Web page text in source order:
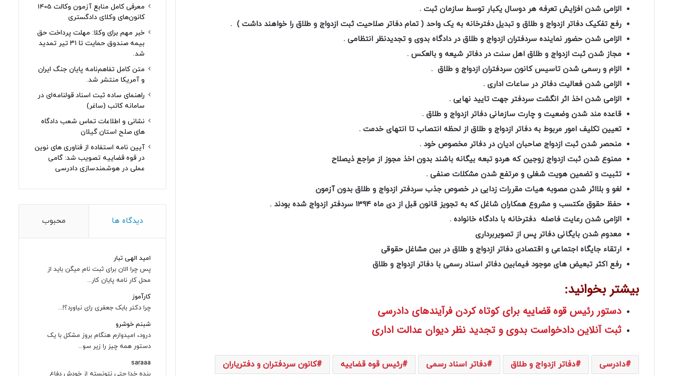
الزامی شدن افزایش تعرفه هر دوسال یکبار توسط سازمان ثبت .
رفع تفکیک دفاتر ازدواج و طلاق و تبدیل دفترخانه به یک واحد ( تمام دفاتر صلاحیت ثبت ازدواج و طلاق را خواهند داشت ) .
الزامی شدن حضور نماینده سردفتران ازدواج و طلاق در دادگاه بدوی و تجدیدنظر انتظامی .
مجاز شدن ثبت ازدواج و طلاق اهل سنت در دفاتر شیعه و بالعکس .
الزام و رسمی شدن تاسیس کانون سردفتران ازدواج و طلاق .
الزامی شدن فعالیت دفاتر در ساعات اداری .
الزامی شدن اخذ اثر انگشت سردفتر جهت تایید نهایی .
قاعده مند شدن وضعیت و‌ چارت سازمانی دفاتر ازدواج و‌ طلاق .
تعیین تکلیف امور مربوط به دفاتر ازدواج و‌ طلاق از لحظه انتصاب تا انتهای خدمت .
منحصر شدن ثبت ازدواج صاحبان ادیان در دفاتر مخصوص خود .
ممنوع شدن ثبت ازدواج زوجین که هردو تبعه بیگانه باشند بدون اخذ مجوز از مراجع ذیصلاح
تثبیت و تضمین هویت شغلی و مرتفع شدن مشکلات صنفی .
لغو و بلااثر شدن مصوبه هیات مقررات زدایی در خصوص جذب سردفتر ازدواج و طلاق بدون آزمون
حفظ حقوق مکتسب و‌ مشروع همکاران شاغل که به تجویز قانون قبل از دی ماه ۱۳۹۴ سردفتر ازدواج شده بودند .
الزامی شدن رعایت فاصله دفترخانه با دادگاه خانواده .
معدوم شدن بایگانی دفاتر پس از تصویربرداری
ارتقاء جایگاه اجتماعی و اقتصادی دفاتر ازدواج و طلاق در بین مشاغل حقوقی
رفع اکثر تبعیض های موجود فیمابین دفاتر اسناد رسمی با دفاتر ازدواج و طلاق
بیشتر بخوانید:
دستور رئیس قوه قضاییه برای کوتاه کردن فرآیندهای دادرسی
ثبت آنلاین دادخواست بدوی و تجدید نظر دیوان عدالت اداری
دادرسی دفاتر ازدواج و طلاق دفاتر اسناد رسمی رئیس قوه قضاییه
کانون سردفتران و دفتریاران
معرفی کامل منابع آزمون وکالت 1405
کانون‌های وکلای دادگستری
خبر مهم برای وکلا: مهلت پرداخت حق
بیمه صندوق حمایت تا ۳۱ تیر تمدید
شد.
متن کامل تفاهم‌نامه پایان جنگ ایران
و آمریکا منتشر شد.
راهنمای ساده ثبت اسناد قولنامه‌ای در
سامانه کاتب (ساغر)
نشانی و اطلاعات تماس شعب دادگاه
های صلح استان گیلان
آیین نامه استفاده از فناوری های نوین
در قوه قضاییه تصویب شد: گامی
عملی در هوشمندسازی دادرسی
دیدگاه ها محبوب
امید الهی تبار
پس چرا الان برای ثبت نام میگن باید از
محل کار نامه پایان کار...
کارآموز
چرا دکتر بابک جعفری رای نیاورد؟!...
شبنم خوشرو
درود، امیدوارم هنگام بروز مشکل با یک
دستور همه چیز را زیر سو...
saraaa
بنده خدا حتی نتونسته از خودش دفاع